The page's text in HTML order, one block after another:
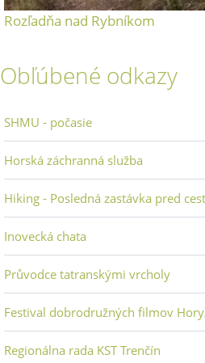
Rozľadňa nad Rybníkom
Obľúbené odkazy
SHMU - počasie
Horská záchranná služba
Hiking - Posledná zastávka pred
Inovecká chata
Průvodce tatranskými vrcholy
Festival dobrodružných filmov
Regionálna rada KST Trenčín